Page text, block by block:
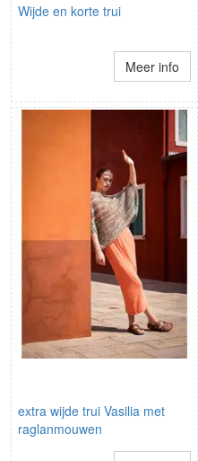
Wijde en korte trui
Meer info
extra wijde trui Vasilia met
raglanmouwen